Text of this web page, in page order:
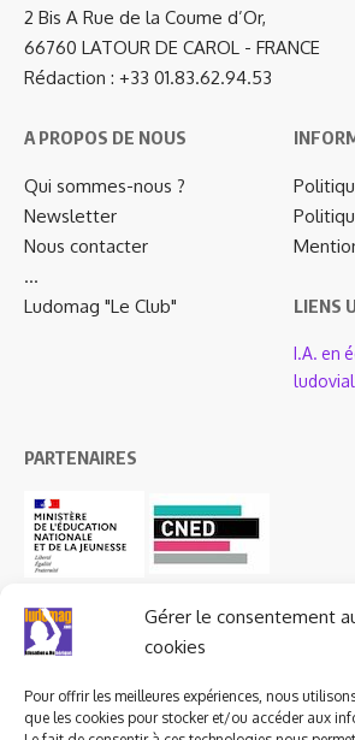
Gérer le consentement
cookies
Pour offrir les meilleures expériences, nous
que les cookies pour stocker et/ou accéder aux
2 Bis A Rue de la Coume d’Or,
66760 LATOUR DE CAROL - FRANCE
Rédaction : +33 01.83.62.94.53
A PROPOS DE NOUS
Qui sommes-nous ?
Newsletter
Nous contacter
…
Ludomag "Le Club"
LIENS
I.A. en
PARTENAIRES